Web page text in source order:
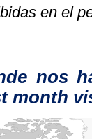
en el
nos
month